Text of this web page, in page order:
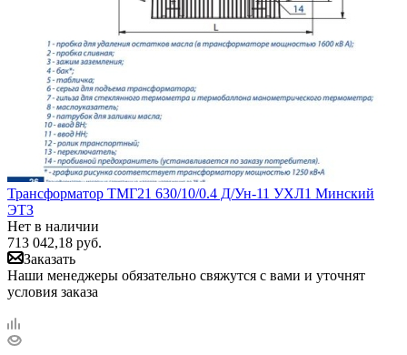
Трансформатор ТМГ21 630/10/0.4 Д/Ун-11 УХЛ1 Минский
ЭТЗ
Нет в наличии
713 042,18 руб.
Заказать
Наши менеджеры обязательно свяжутся с вами и уточнят
условия заказа